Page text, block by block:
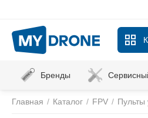
Бренды
Главная / Каталог / FPV / Пульты